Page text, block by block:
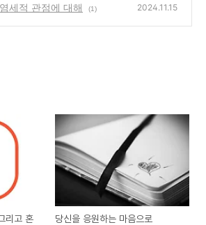
세적 관점에 대해 (1) 2024.11.15
리고 혼
당신을 응원하는 마음으로